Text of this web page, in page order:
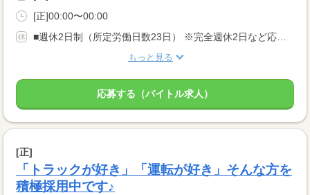
[正]00:00〜00:00
■週休2日制（所定労働日数23日） ※完全週休2日など応相談 ■年末年始休暇あり ■連休取得も可能
もっと見る
応募する（バイトル求人）
[正]
「トラックが好き」「運転が好き」そんな方を
積極採用中です♪